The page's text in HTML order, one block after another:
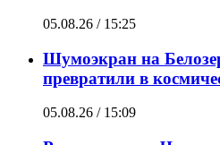
05.08.26 / 15:25
Шумоэкран на
превратили в
05.08.26 / 15:09